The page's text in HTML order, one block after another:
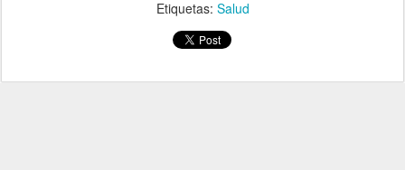
Etiquetas: Salud